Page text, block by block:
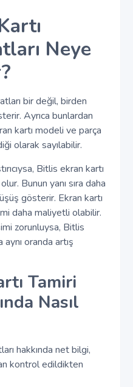
Neye
bir değil, birden
Ayrıca bunlardan
kartı modeli ve parça
olarak sayılabilir.
Bitlis ekran kartı
Bunun yanı sıra daha
gösterir. Ekran kartı
daha maliyetli olabilir.
zorunluysa, Bitlis
oranda artış
Tamiri
Nasıl
hakkında net bilgi,
kontrol edildikten